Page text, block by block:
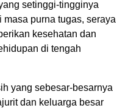
setinggi-tingginya
purna tugas, seraya
kesehatan dan
di tengah
yang sebesar-besarnya
dan keluarga besar